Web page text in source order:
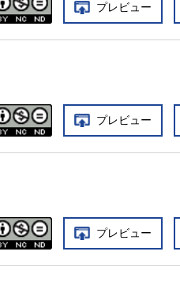
プレビュー
プレビュー
プレビュー